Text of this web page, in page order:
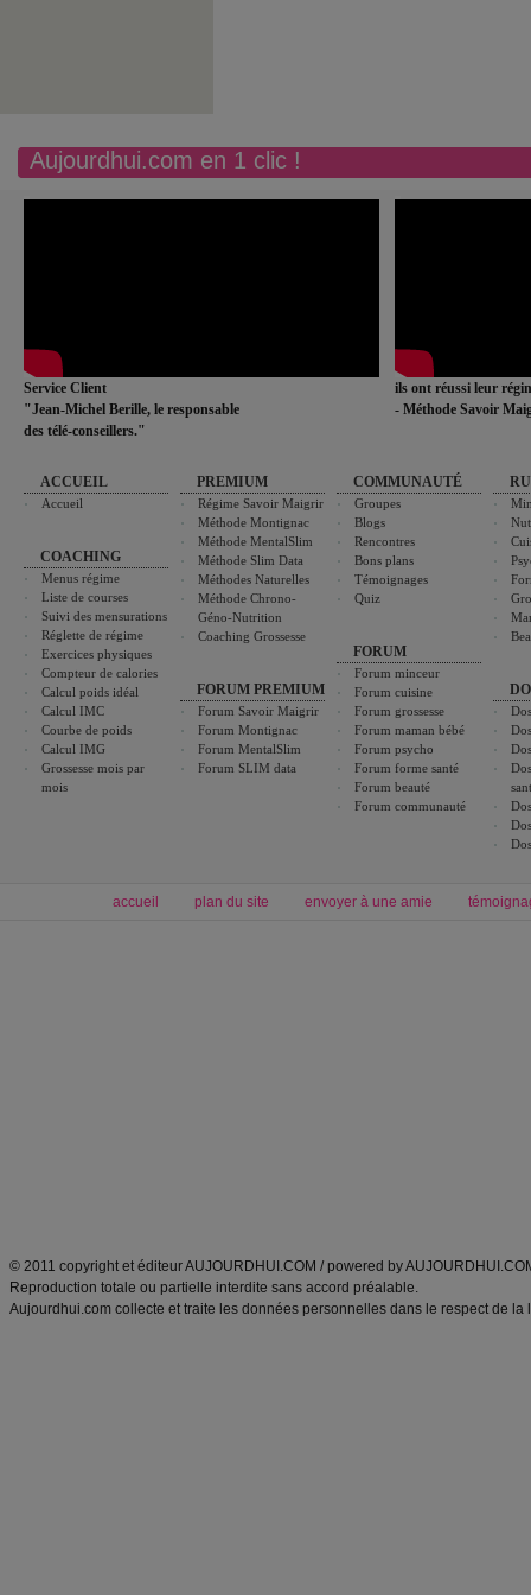
Aujourdhui.com en 1 clic !
Service Client
"Jean-Michel Berille, le responsable
des télé-conseillers."
ils ont réussi leur
- Méthode Savoir
ACCUEIL
Accueil
COACHING
Menus régime
Liste de courses
Suivi des mensurations
Réglette de régime
Exercices physiques
Compteur de calories
Calcul poids idéal
Calcul IMC
Courbe de poids
Calcul IMG
Grossesse mois par
mois
PREMIUM
Régime Savoir Maigrir
Méthode Montignac
Méthode MentalSlim
Méthode Slim Data
Méthodes Naturelles
Méthode Chrono-
Géno-Nutrition
Coaching Grossesse
FORUM PREMIUM
Forum Savoir Maigrir
Forum Montignac
Forum MentalSlim
Forum SLIM data
COMMUNAUTÉ
Groupes
Blogs
Rencontres
Bons plans
Témoignages
Quiz
FORUM
Forum minceur
Forum cuisine
Forum grossesse
Forum maman bébé
Forum psycho
Forum forme santé
Forum beauté
Forum communauté
accueil plan du site envoyer à une amie
© 2011 copyright et éditeur AUJOURDHUI.COM / powered by
Reproduction totale ou partielle interdite sans accord préalable.
Aujourdhui.com collecte et traite les données personnelles dans le respect de